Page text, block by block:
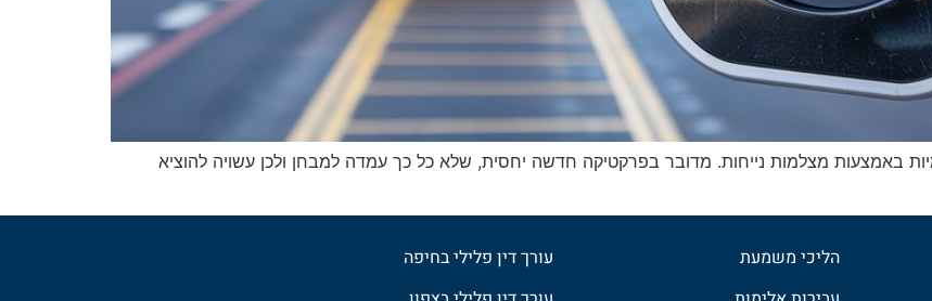
באמצעות מצלמות נייחות. מדובר בפרקטיקה חדשה יחסית, שלא כל כך עמדה למבחן ולכן עשויה להוציא
הליכי משמעת
עורך דין פלילי בחיפה